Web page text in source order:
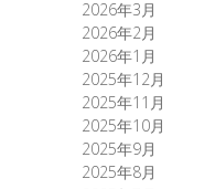
2026年3月
2026年2月
2026年1月
2025年12月
2025年11月
2025年10月
2025年9月
2025年8月